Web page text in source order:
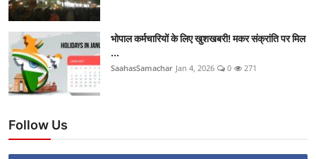
भोपाल कर्मचारियों के लिए खुशखबरी! मकर संक्रांति पर मिल
...
SaahasSamachar Jan 4, 2026 0 271
Follow Us